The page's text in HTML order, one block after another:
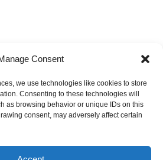
Consent
we use technologies like cookies to store
Consenting to these technologies will
as browsing behavior or unique IDs on this
consent, may adversely affect certain